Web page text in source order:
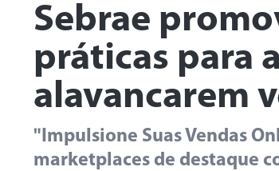
Sebrae
práticas para
alavancarem
"Impulsione Suas Vendas
marketplaces de destaque